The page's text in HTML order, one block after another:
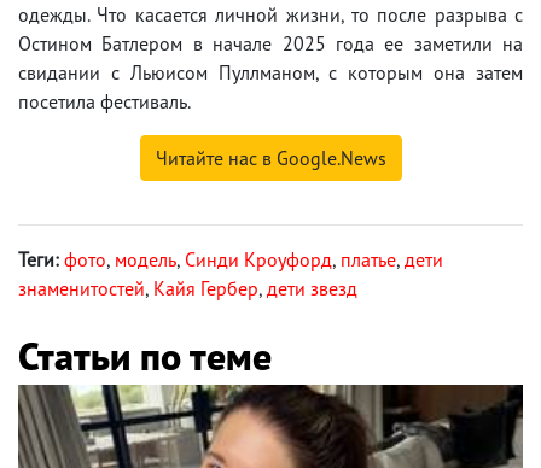
одежды. Что касается личной жизни, то после разрыва с
Остином Батлером в начале 2025 года ее заметили на
свидании с Льюисом Пуллманом, с которым она затем
посетила фестиваль.
Читайте нас в Google.News
Теги: фото, модель, Синди Кроуфорд, платье, дети
знаменитостей, Кайя Гербер, дети звезд
Статьи по теме